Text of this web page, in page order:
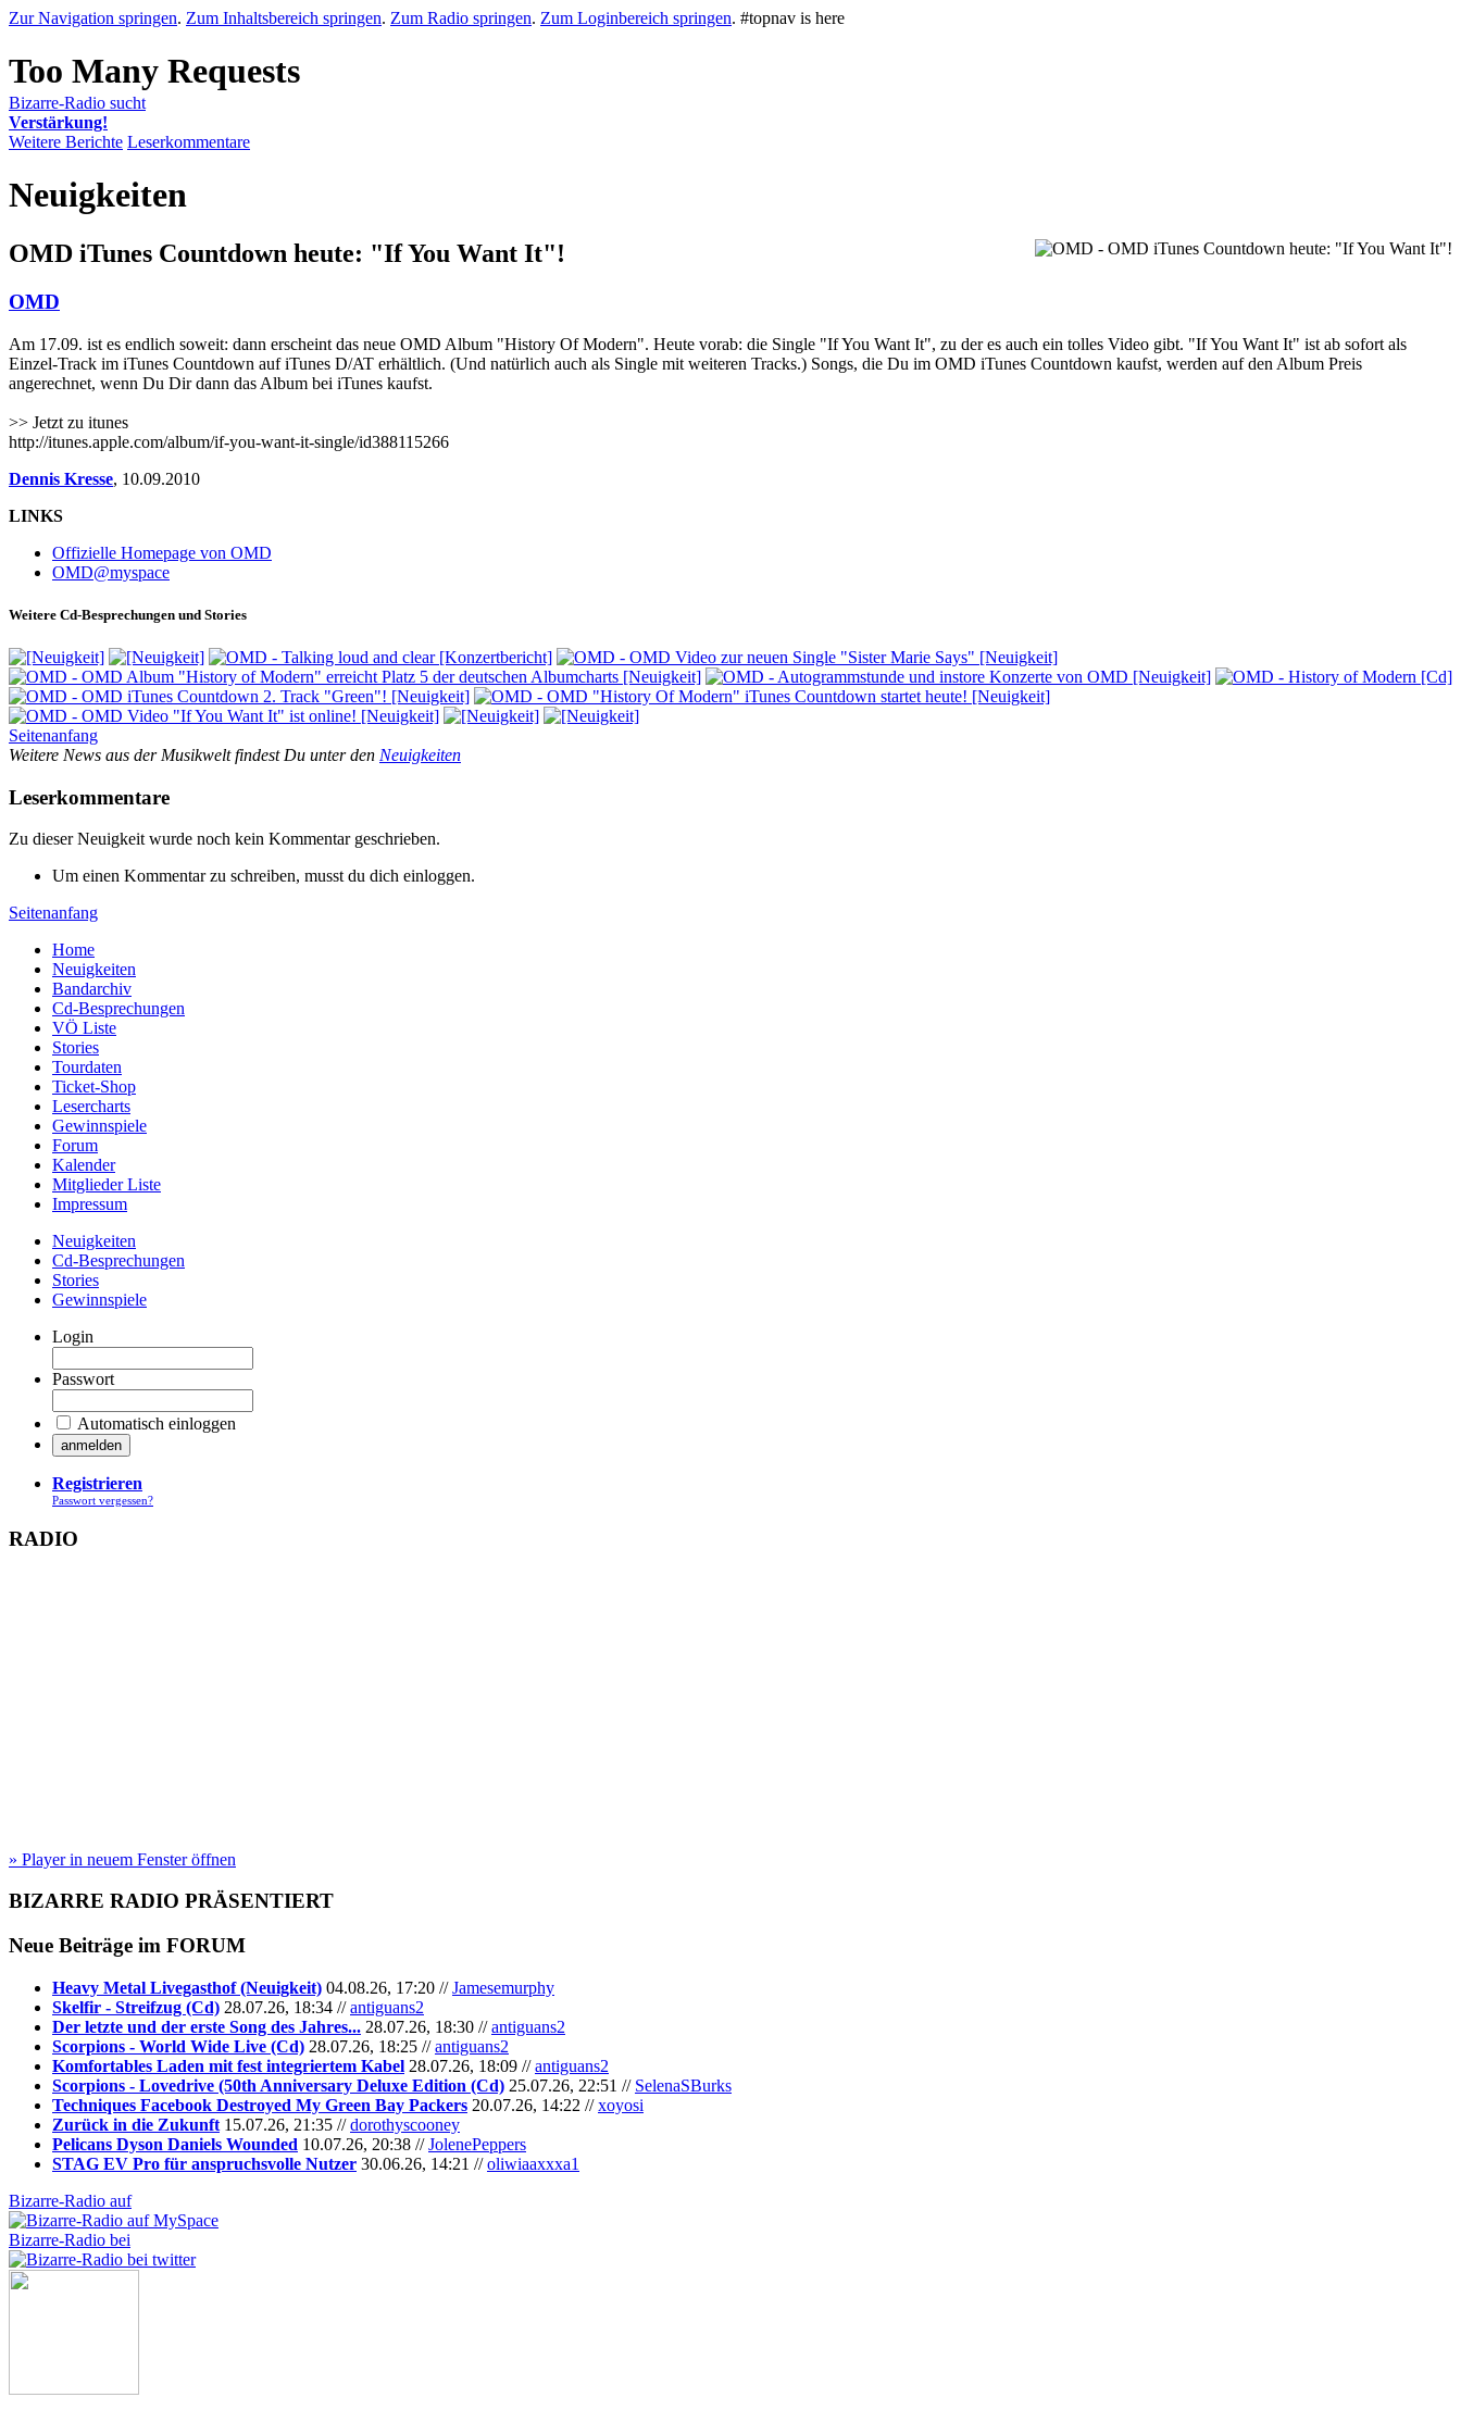
Zur Navigation springen. Zum Inhaltsbereich springen. Zum Radio springen. Zum Loginbereich springen. #topnav is here
Bizarre-Radio sucht
Verstärkung!
Weitere Berichte Leserkommentare
Neuigkeiten
OMD iTunes Countdown heute: "If You Want It"!
OMD
Am 17.09. ist es endlich soweit: dann erscheint das neue OMD Album "History Of Modern". Heute vorab: die Single "If You Want It", zu der es auch ein tolles Video gibt. "If You Want It" ist ab sofort als
Einzel-Track im iTunes Countdown auf iTunes D/AT erhältlich. (Und natürlich auch als Single mit weiteren Tracks.) Songs, die Du im OMD iTunes Countdown kaufst, werden auf den Album Preis
angerechnet, wenn Du Dir dann das Album bei iTunes kaufst.
>> Jetzt zu itunes
http://itunes.apple.com/album/if-you-want-it-single/id388115266
Dennis Kresse, 10.09.2010
LINKS
Offizielle Homepage von OMD
OMD@myspace
Weitere Cd-Besprechungen und Stories
Seitenanfang
Weitere News aus der Musikwelt findest Du unter den Neuigkeiten
Leserkommentare
Zu dieser Neuigkeit wurde noch kein Kommentar geschrieben.
Um einen Kommentar zu schreiben, musst du dich einloggen.
Seitenanfang
Home
Neuigkeiten
Bandarchiv
Cd-Besprechungen
VÖ Liste
Stories
Tourdaten
Ticket-Shop
Lesercharts
Gewinnspiele
Forum
Kalender
Mitglieder Liste
Impressum
Neuigkeiten
Cd-Besprechungen
Stories
Gewinnspiele
Login
Passwort
Automatisch einloggen
Registrieren
Passwort vergessen?
RADIO
» Player in neuem Fenster öffnen
BIZARRE RADIO PRÄSENTIERT
Neue Beiträge im FORUM
Heavy Metal Livegasthof (Neuigkeit) 04.08.26, 17:20 //Jamesemurphy
Skelfir - Streifzug (Cd) 28.07.26, 18:34 //antiguans2
Der letzte und der erste Song des Jahres... 28.07.26, 18:30 //antiguans2
Scorpions - World Wide Live (Cd) 28.07.26, 18:25 //antiguans2
Komfortables Laden mit fest integriertem Kabel 28.07.26, 18:09 //antiguans2
Scorpions - Lovedrive (50th Anniversary Deluxe Edition (Cd) 25.07.26, 22:51 // SelenaSBurks
Techniques Facebook Destroyed My Green Bay Packers 20.07.26, 14:22 //xoyosi
Zurück in die Zukunft 15.07.26, 21:35 //dorothyscooney
Pelicans Dyson Daniels Wounded 10.07.26, 20:38 //JolenePeppers
STAG EV Pro für anspruchsvolle Nutzer 30.06.26, 14:21 //oliwiaaxxxa1
Bizarre-Radio auf
Bizarre-Radio bei